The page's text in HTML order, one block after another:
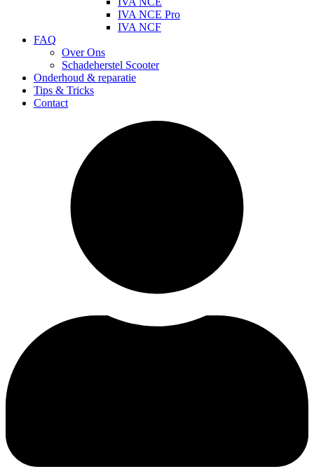
IVA NCE Pro
IVA NCF
FAQ
Over Ons
Schadeherstel Scooter
Onderhoud & reparatie
Tips & Tricks
Contact